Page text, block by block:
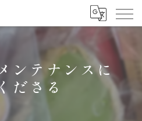
ンテナンスに
ださる